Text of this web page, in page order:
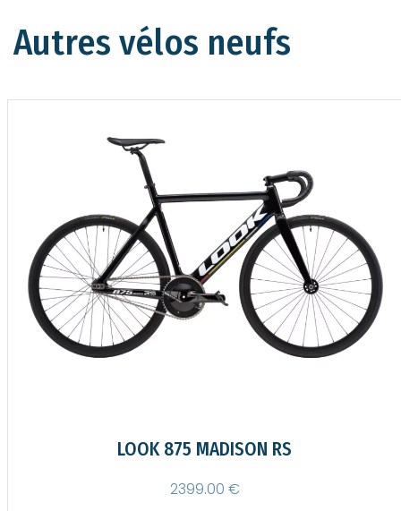
Autres vélos neufs
MADONE SLR 9 AXS 8e gen (26)
11999.00 €